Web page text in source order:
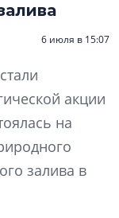
6 июля в 15:07
акции
на
залива в